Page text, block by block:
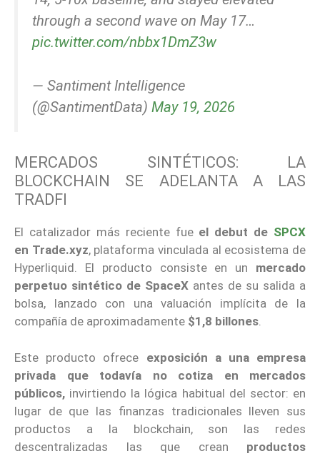
through a second wave on May 17…
pic.twitter.com/nbbx1DmZ3w
— Santiment Intelligence
(@SantimentData) May 19, 2026
MERCADOS SINTÉTICOS: LA
BLOCKCHAIN SE ADELANTA A LAS
TRADFI
El catalizador más reciente fue el debut de SPCX
en Trade.xyz, plataforma vinculada al ecosistema de
Hyperliquid. El producto consiste en un mercado
perpetuo sintético de SpaceX antes de su salida a
bolsa, lanzado con una valuación implícita de la
compañía de aproximadamente $1,8 billones.
Este producto ofrece exposición a una empresa
privada que todavía no cotiza en mercados
públicos, invirtiendo la lógica habitual del sector: en
lugar de que las finanzas tradicionales lleven sus
productos a la blockchain, son las redes
descentralizadas las que crean productos